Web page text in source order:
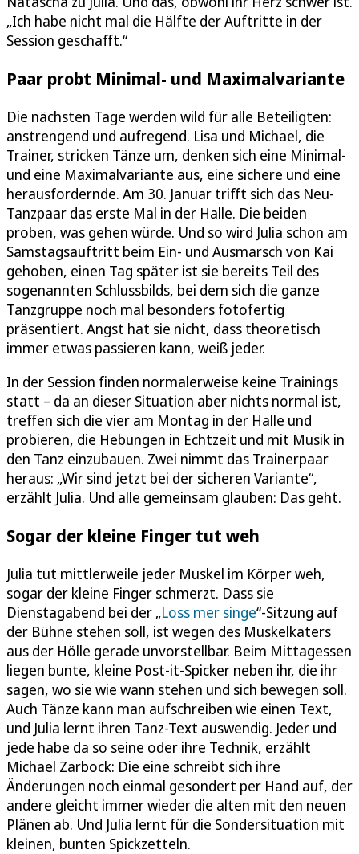
„Ich habe nicht mal die Hälfte der Auftritte in der
Session geschafft.“
Paar probt Minimal- und Maximalvariante
Die nächsten Tage werden wild für alle Beteiligten:
anstrengend und aufregend. Lisa und Michael, die
Trainer, stricken Tänze um, denken sich eine Minimal-
und eine Maximalvariante aus, eine sichere und eine
herausfordernde. Am 30. Januar trifft sich das Neu-
Tanzpaar das erste Mal in der Halle. Die beiden
proben, was gehen würde. Und so wird Julia schon am
Samstagsauftritt beim Ein- und Ausmarsch von Kai
gehoben, einen Tag später ist sie bereits Teil des
sogenannten Schlussbilds, bei dem sich die ganze
Tanzgruppe noch mal besonders fotofertig
präsentiert. Angst hat sie nicht, dass theoretisch
immer etwas passieren kann, weiß jeder.
In der Session finden normalerweise keine Trainings
statt – da an dieser Situation aber nichts normal ist,
treffen sich die vier am Montag in der Halle und
probieren, die Hebungen in Echtzeit und mit Musik in
den Tanz einzubauen. Zwei nimmt das Trainerpaar
heraus: „Wir sind jetzt bei der sicheren Variante“,
erzählt Julia. Und alle gemeinsam glauben: Das geht.
Sogar der kleine Finger tut weh
Julia tut mittlerweile jeder Muskel im Körper weh,
sogar der kleine Finger schmerzt. Dass sie
Dienstagabend bei der „Loss mer singe“-Sitzung auf
der Bühne stehen soll, ist wegen des Muskelkaters
aus der Hölle gerade unvorstellbar. Beim Mittagessen
liegen bunte, kleine Post-it-Spicker neben ihr, die ihr
sagen, wo sie wie wann stehen und sich bewegen soll.
Auch Tänze kann man aufschreiben wie einen Text,
und Julia lernt ihren Tanz-Text auswendig. Jeder und
jede habe da so seine oder ihre Technik, erzählt
Michael Zarbock: Die eine schreibt sich ihre
Änderungen noch einmal gesondert per Hand auf, der
andere gleicht immer wieder die alten mit den neuen
Plänen ab. Und Julia lernt für die Sondersituation mit
kleinen, bunten Spickzetteln.